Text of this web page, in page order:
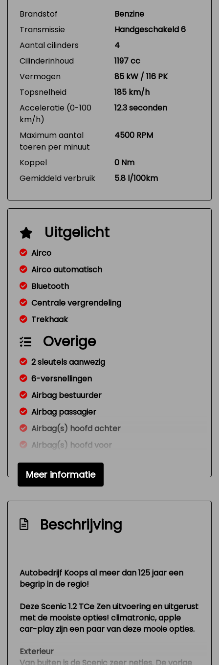
Brandstof
Benzine
Transmissie
Handgeschakeld 6
Aantal cilinders
4
Cilinderinhoud
1197 cc
Vermogen
85 kW / 116 PK
Topsnelheid
185 km/h
Acceleratie (0-100
km/h)
12.3 seconden
Maximum aantal
toeren per minuut
4500 RPM
Koppel
0 Nm
Gemiddeld verbruik
5.8 l/100km
Uitgelicht
Airco
Airco automatisch
Bluetooth
Centrale vergrendeling
Trekhaak
Overige
2 sleutels aanwezig
6-versnellingen
Airbag bestuurder
Airbag passagier
Airbag(s) hoofd achter
Airbag(s) hoofd voor
Airbag(s) side voor
Anti blokkeer systeem (abs)
Bluetooth
Electronic brake distribution (ebd)
Handgeschakeld
Hill hold-functie
Nationale autopas
Meer informatie
Beschrijving
Autobedrijf Koops al meer dan 125 jaar een
begrip in de regio!
Deze Scenic 1.2 TCe Zen uitvoering en uitgerust
met de mooiste opties! climatronic, apple
car-play zijn een paar van deze mooie opties.
Exterieur